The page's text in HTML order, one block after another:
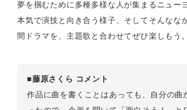
夢を掴むために多種多様な人が集まるニュー
本気で演技と向き合う様子、そしてそんなな
間ドラマを、主題歌と合わせてぜひ楽しもう。
■藤原さくら コメント
作品に曲を書くことはあっても、自分の